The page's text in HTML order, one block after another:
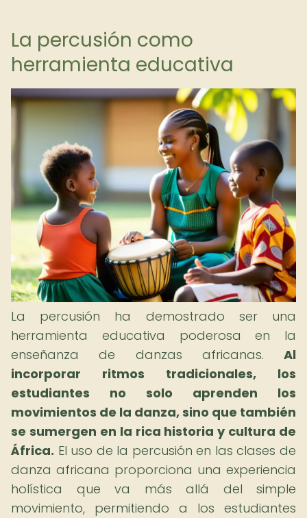
La percusión como
herramienta educativa
La percusión ha demostrado ser una
herramienta educativa poderosa en la
enseñanza de danzas africanas. Al
incorporar ritmos tradicionales, los
estudiantes no solo aprenden los
movimientos de la danza, sino que también
se sumergen en la rica historia y cultura de
África. El uso de la percusión en las clases de
danza africana proporciona una experiencia
holística que va más allá del simple
movimiento, permitiendo a los estudiantes